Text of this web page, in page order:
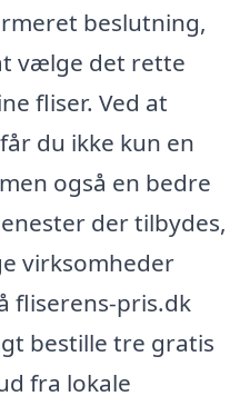
beslutning,
vælge det rette
fliser. Ved at
du ikke kun en
også en bedre
der tilbydes,
virksomheder
fliserens-pris.dk
bestille tre gratis
fra lokale